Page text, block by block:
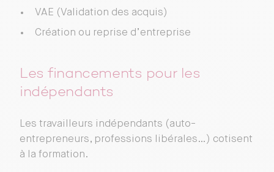
VAE (Validation des acquis)
Création ou reprise d’entreprise
Les financements pour les
indépendants
Les travailleurs indépendants (auto-
entrepreneurs, professions libérales…) cotisent
à la formation.